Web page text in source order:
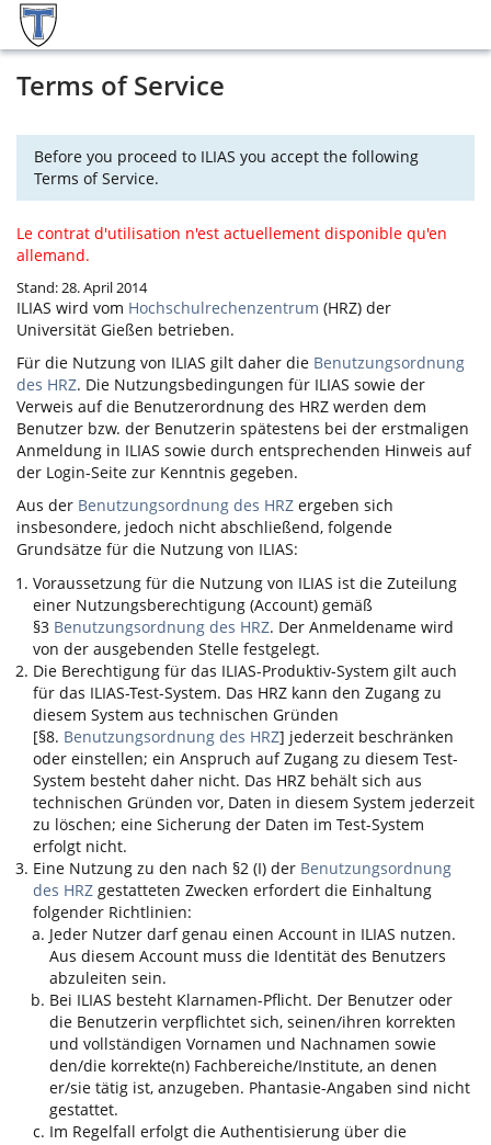
Terms of Service
Before you proceed to ILIAS you accept the following
Terms of Service.
Le contrat d'utilisation n'est actuellement disponible qu'en
allemand.
Stand: 28. April 2014
ILIAS wird vom Hochschulrechenzentrum (HRZ) der
Universität Gießen betrieben.
Für die Nutzung von ILIAS gilt daher die Benutzungsordnung
des HRZ. Die Nutzungsbedingungen für ILIAS sowie der
Verweis auf die Benutzerordnung des HRZ werden dem
Benutzer bzw. der Benutzerin spätestens bei der erstmaligen
Anmeldung in ILIAS sowie durch entsprechenden Hinweis auf
der Login-Seite zur Kenntnis gegeben.
Aus der Benutzungsordnung des HRZ ergeben sich
insbesondere, jedoch nicht abschließend, folgende
Grundsätze für die Nutzung von ILIAS:
Voraussetzung für die Nutzung von ILIAS ist die Zuteilung
einer Nutzungsberechtigung (Account) gemäß
§3 Benutzungsordnung des HRZ. Der Anmeldename wird
von der ausgebenden Stelle festgelegt.
Die Berechtigung für das ILIAS-Produktiv-System gilt auch
für das ILIAS-Test-System. Das HRZ kann den Zugang zu
diesem System aus technischen Gründen
[§8. Benutzungsordnung des HRZ] jederzeit beschränken
oder einstellen; ein Anspruch auf Zugang zu diesem Test-
System besteht daher nicht. Das HRZ behält sich aus
technischen Gründen vor, Daten in diesem System jederzeit
zu löschen; eine Sicherung der Daten im Test-System
erfolgt nicht.
Eine Nutzung zu den nach §2 (I) der Benutzungsordnung
des HRZ gestatteten Zwecken erfordert die Einhaltung
folgender Richtlinien:
Jeder Nutzer darf genau einen Account in ILIAS nutzen.
Aus diesem Account muss die Identität des Benutzers
abzuleiten sein.
Bei ILIAS besteht Klarnamen-Pflicht. Der Benutzer oder
die Benutzerin verpflichtet sich, seinen/ihren korrekten
und vollständigen Vornamen und Nachnamen sowie
den/die korrekte(n) Fachbereiche/Institute, an denen
er/sie tätig ist, anzugeben. Phantasie-Angaben sind nicht
gestattet.
Im Regelfall erfolgt die Authentisierung über die